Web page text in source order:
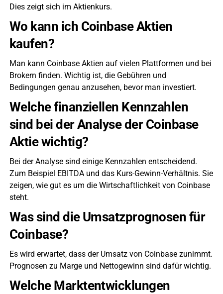
Dies zeigt sich im Aktienkurs.
Wo kann ich Coinbase Aktien
kaufen?
Man kann Coinbase Aktien auf vielen Plattformen und bei
Brokern finden. Wichtig ist, die Gebühren und
Bedingungen genau anzusehen, bevor man investiert.
Welche finanziellen Kennzahlen
sind bei der Analyse der Coinbase
Aktie wichtig?
Bei der Analyse sind einige Kennzahlen entscheidend.
Zum Beispiel EBITDA und das Kurs-Gewinn-Verhältnis. Sie
zeigen, wie gut es um die Wirtschaftlichkeit von Coinbase
steht.
Was sind die Umsatzprognosen für
Coinbase?
Es wird erwartet, dass der Umsatz von Coinbase zunimmt.
Prognosen zu Marge und Nettogewinn sind dafür wichtig.
Welche Marktentwicklungen